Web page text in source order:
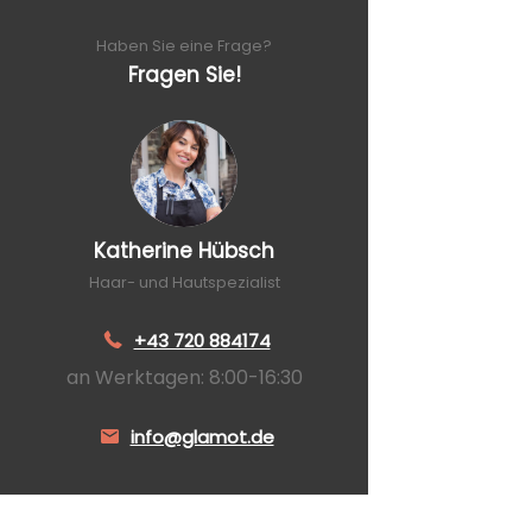
Haben Sie eine Frage?
Fragen Sie!
Katherine Hübsch
Haar- und Hautspezialist
+43 720 884174
an Werktagen: 8:00-16:30
info@glamot.de